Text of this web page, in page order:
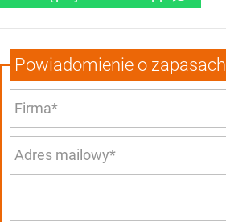
Powiadomienie o zapasach